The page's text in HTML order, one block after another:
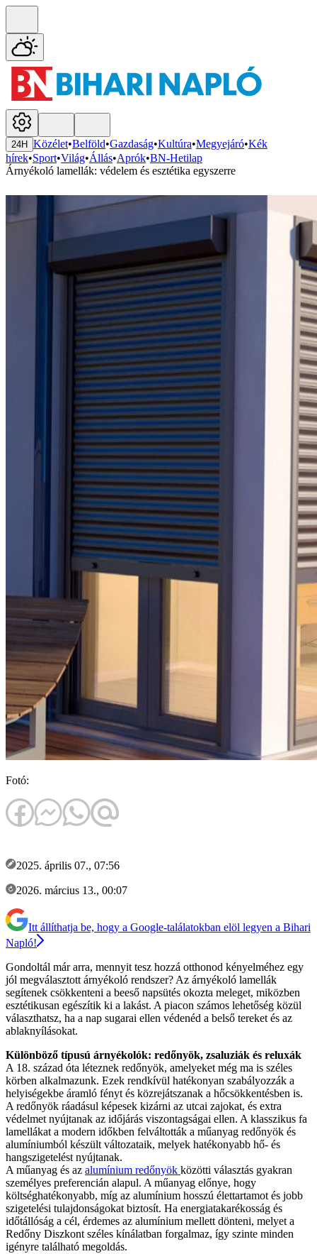
24H Közélet•Belföld•Gazdaság•Kultúra•Megyejáró•Kék
hírek•Sport•Világ•Állás•Aprók•BN-Hetilap
Árnyékoló lamellák: védelem és esztétika egyszerre
Fotó:
2025. április 07., 07:56
2026. március 13., 00:07
Itt állíthatja be, hogy a Google-találatokban elöl legyen a Bihari
Napló!
Gondoltál már arra, mennyit tesz hozzá otthonod kényelméhez egy
jól megválasztott árnyékoló rendszer? Az árnyékoló lamellák
segítenek csökkenteni a beeső napsütés okozta meleget, miközben
esztétikusan egészítik ki a lakást. A piacon számos lehetőség közül
választhatsz, ha a nap sugarai ellen védenéd a belső tereket és az
ablaknyílásokat.
Különböző típusú árnyékolók: redőnyök, zsaluziák és reluxák
A 18. század óta léteznek redőnyök, amelyeket még ma is széles
körben alkalmazunk. Ezek rendkívül hatékonyan szabályozzák a
helyiségekbe áramló fényt és közrejátszanak a hőcsökkentésben is.
A redőnyök ráadásul képesek kizárni az utcai zajokat, és extra
védelmet nyújtanak az időjárás viszontagságai ellen. A klasszikus fa
lamellákat a modern időkben felváltották a műanyag redőnyök és
alumíniumból készült változataik, melyek hatékonyabb hő- és
hangszigetelést nyújtanak.
A műanyag és az alumínium redőnyök közötti választás gyakran
személyes preferencián alapul. A műanyag előnye, hogy
költséghatékonyabb, míg az alumínium hosszú élettartamot és jobb
szigetelési tulajdonságokat biztosít. Ha energiatakarékosság és
időtállóság a cél, érdemes az alumínium mellett dönteni, melyet a
Redőny Diszkont széles kínálatban forgalmaz, így szinte minden
igényre található megoldás.